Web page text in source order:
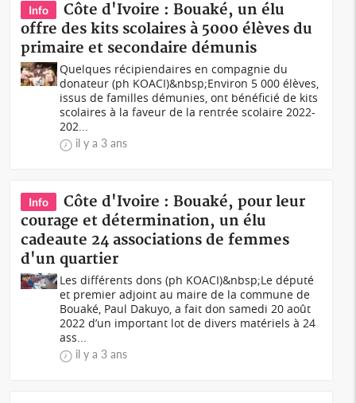
Info
Côte d'Ivoire : Bouaké, un élu
offre des kits scolaires à 5000 élèves du
primaire et secondaire démunis
Quelques récipiendaires en compagnie du
donateur (ph KOACI)&nbsp;Environ 5 000 élèves,
issus de familles démunies, ont bénéficié de kits
scolaires à la faveur de la rentrée scolaire 2022-
202...
il y a 3 ans
Info
Côte d'Ivoire : Bouaké, pour leur
courage et détermination, un élu
cadeaute 24 associations de femmes
d'un quartier
Les différents dons (ph KOACI)&nbsp;Le député
et premier adjoint au maire de la commune de
Bouaké, Paul Dakuyo, a fait don samedi 20 août
2022 d’un important lot de divers matériels à 24
ass...
il y a 3 ans